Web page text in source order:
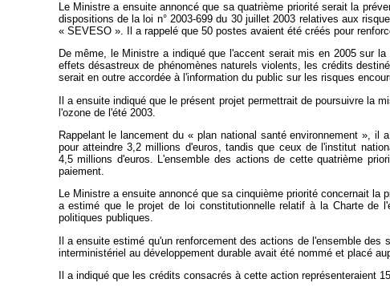
Le Ministre a ensuite annoncé que sa quatrième priorité serait la
dispositions de la loi n° 2003-699 du 30 juillet 2003 relatives aux
« SEVESO ». Il a rappelé que 50 postes avaient été créés pour
De même, le Ministre a indiqué que l'accent serait mis en 2005 sur
effets désastreux de phénomènes naturels violents, les crédits
serait en outre accordée à l'information du public sur les risques
Il a ensuite indiqué que le présent projet permettrait de poursuivre la
l'ozone de l'été 2003.
Rappelant le lancement du « plan national santé environnement »,
pour atteindre 3,2 millions d'euros, tandis que ceux de l'institut
4,5 millions d'euros. L'ensemble des actions de cette quatrième
paiement.
Le Ministre a ensuite annoncé que sa cinquième priorité concernait la
a estimé que le projet de loi constitutionnelle relatif à la Charte de
politiques publiques.
Il a ensuite estimé qu'un renforcement des actions de l'ensemble
interministériel au développement durable avait été nommé et placé
Il a indiqué que les crédits consacrés à cette action représenteraient